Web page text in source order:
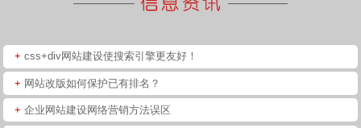
+ css+div网站建设使搜索引擎更友好！
+ 网站改版如何保护已有排名？
+ 企业网站建设网络营销方法误区